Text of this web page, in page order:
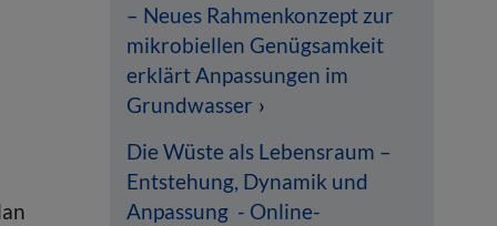
– Neues Rahmenkonzept zur
mikrobiellen Genügsamkeit
erklärt Anpassungen im
Grundwasser
Die Wüste als Lebensraum –
Entstehung, Dynamik und
Anpassung - Online-